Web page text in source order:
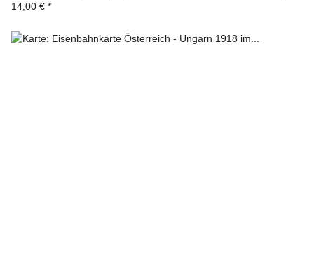
14,00 € *